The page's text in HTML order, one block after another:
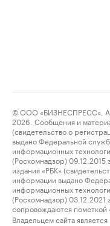
© ООО «БИЗНЕСПРЕСС»,
2026. Сообщения и
(свидетельство о
выдано Федеральной
информационных
(Роскомнадзор)
издания «РБК»
информации выдано
информационных
(Роскомнадзор)
сопровождаются пометкой
Владельцем сайта